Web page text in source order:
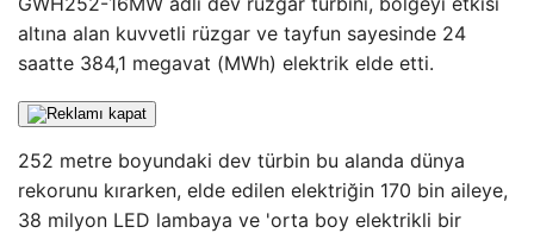
altına alan kuvvetli rüzgar ve tayfun sayesinde 24
saatte 384,1 megavat (MWh) elektrik elde etti.
252 metre boyundaki dev türbin bu alanda dünya
rekorunu kırarken, elde edilen elektriğin 170 bin aileye,
38 milyon LED lambaya ve 'orta boy elektrikli bir